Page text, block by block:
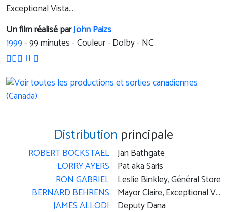
Exceptional Vista…
Un film réalisé parJohn Paizs
1999-99minutes - Couleur - Dolby - NC
Distribution principale
ROBERT BOCKSTAEL
LORRY AYERS
RON GABRIEL
BERNARD BEHRENS
JAMES ALLODI
Jan Bathgate
Pat aka Saris
Leslie Binkley, Général Store
Mayor Claire, Exceptional Vista
Deputy Dana